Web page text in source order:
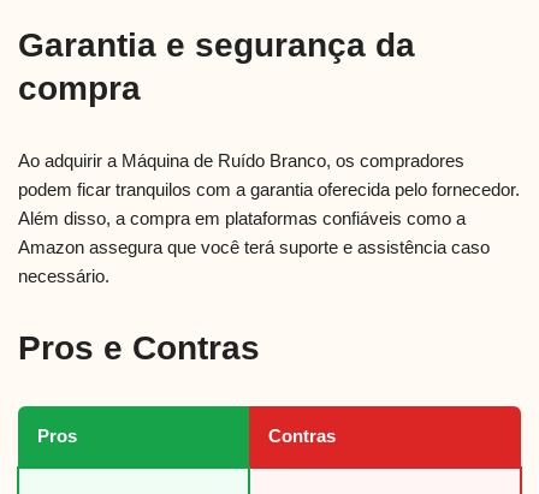
Garantia e segurança da
compra
Ao adquirir a Máquina de Ruído Branco, os compradores
podem ficar tranquilos com a garantia oferecida pelo fornecedor.
Além disso, a compra em plataformas confiáveis como a
Amazon assegura que você terá suporte e assistência caso
necessário.
Pros e Contras
Pros Contras